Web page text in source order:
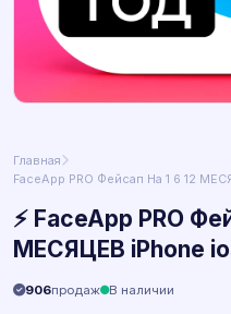
Главная
FaceApp PRO Фейсап На 1 6 12
⚡ FaceApp PRO
МЕСЯЦЕВ iPhone
906продаж В наличии